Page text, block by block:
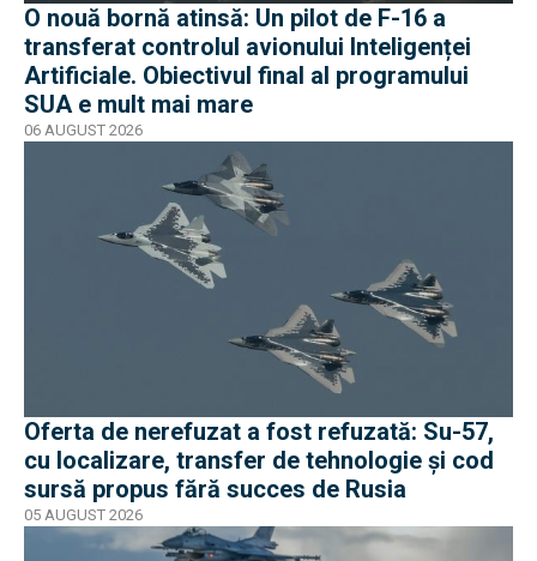
O nouă bornă atinsă: Un pilot de F-16 a
transferat controlul avionului Inteligenței
Artificiale. Obiectivul final al programului
SUA e mult mai mare
06 AUGUST 2026
Oferta de nerefuzat a fost refuzată: Su-57,
cu localizare, transfer de tehnologie și cod
sursă propus fără succes de Rusia
05 AUGUST 2026